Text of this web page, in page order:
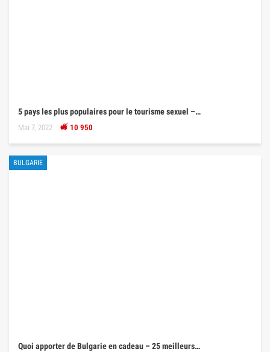
5 pays les plus populaires pour le tourisme sexuel –…
Mai 7, 2022 10 950
BULGARIE
Quoi apporter de Bulgarie en cadeau – 25 meilleurs…